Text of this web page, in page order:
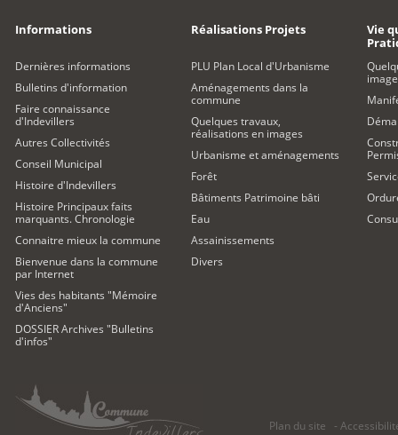
Informations
Dernières informations
Bulletins d'information
Faire connaissance
d'Indevillers
Autres Collectivités
Conseil Municipal
Histoire d'Indevillers
Histoire Principaux faits
marquants. Chronologie
Connaitre mieux la commune
Bienvenue dans la commune
par Internet
Vies des habitants "Mémoire
d'Anciens"
DOSSIER Archives "Bulletins
d'infos"
Réalisations Projets
PLU Plan Local d'Urbanisme
Aménagements dans la
commune
Quelques travaux,
réalisations en images
Urbanisme et aménagements
Forêt
Bâtiments Patrimoine bâti
Eau
Assainissements
Divers
Vie
Plan du site